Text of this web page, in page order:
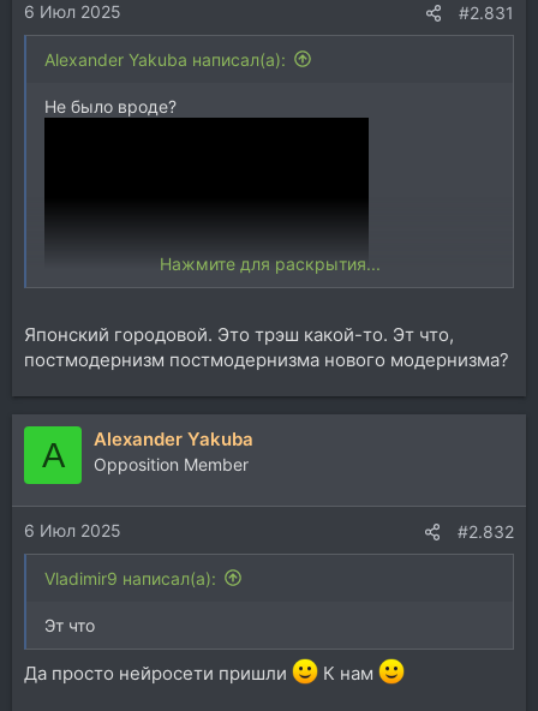
6 Июл 2025 #2.831
Alexander Yakuba написал(а):
Не было вроде?
CZART
beautiful in their horror, sometimes
threatening in their monstrosity. M/U/S/I/C
Polish folk-horror meets heavy music and
medieval demonology, ritual forests at
www.youtube.com
Нажмите для раскрытия...
Японский городовой. Это трэш какой-то. Эт что,
постмодернизм постмодернизма нового модернизма?
A Alexander Yakuba
Opposition Member
6 Июл 2025 #2.832
Vladimir9 написал(а):
Эт что
Да просто нейросети пришли К нам